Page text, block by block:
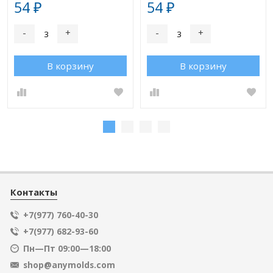
54₽
- +
В корзину
54₽
- +
В корзину
Контакты
+7(977) 760-40-30
+7(977) 682-93-60
Пн—Пт 09:00—18:00
shop@anymolds.com